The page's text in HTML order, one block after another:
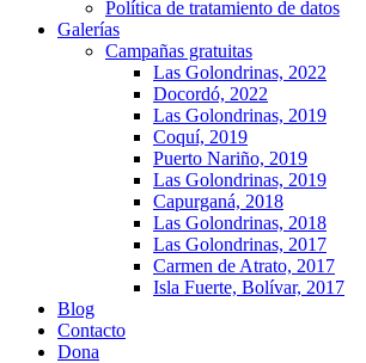
Política de tratamiento de datos
Galerías
Campañas gratuitas
Las Golondrinas, 2022
Docordó, 2022
Las Golondrinas, 2019
Coquí, 2019
Puerto Nariño, 2019
Las Golondrinas, 2019
Capurganá, 2018
Las Golondrinas, 2018
Las Golondrinas, 2017
Carmen de Atrato, 2017
Isla Fuerte, Bolívar, 2017
Blog
Contacto
Dona